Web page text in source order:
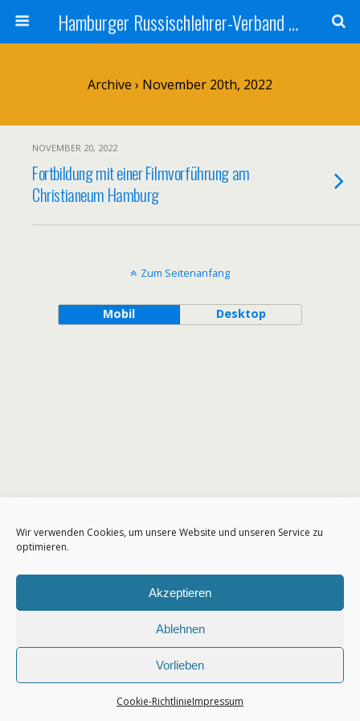
Wir verwenden Cookies, um unsere Website und unseren Service zu
optimieren.
Akzeptieren
Ablehnen
Vorlieben
Cookie-RichtlinieImpressum
Hamburger Russischlehrer-Verband e.V.
Archive › November 20th, 2022
NOVEMBER 20, 2022
Fortbildung mit einer Filmvorführung am
Christianeum Hamburg
Zum Seitenanfang
Mobil Desktop